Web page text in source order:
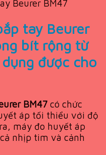
Beurer BM47
tay Beurer
bít rộng từ
được cho
BM47 có chức
áp tối thiểu với độ
máy đo huyết áp
nhịp tim và cảnh